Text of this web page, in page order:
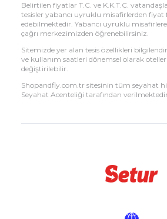
Belirtilen fiyatlar T.C. ve K.K.T.C.
tesisler yabancı uyruklu misafirlerden fiyat
edebilmektedir. Yabancı uyruklu
çağrı merkezimizden öğrenebilirsiniz.
Sitemizde yer alan tesis özellikleri
ve kullanım saatleri dönemsel olarak
değiştirilebilir.
Shopandfly.com.tr sitesinin tüm seyahat
Seyahat Acenteliği tarafından